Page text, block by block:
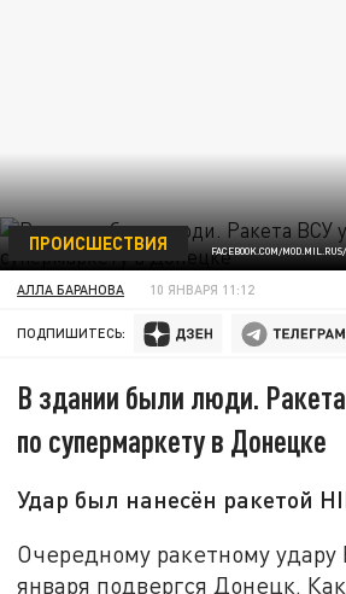
FACEBOOK.COM/
ПРОИСШЕСТВИЯ
АЛЛА БАРАНОВА 10 ЯНВАРЯ 11:12
ПОДПИШИТЕСЬ:
В здании были люди.
по супермаркету в Донецке
Удар был нанесён ракетой
Очередному ракетному
января подвергся Донецк.